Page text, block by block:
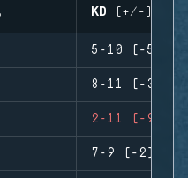
KD (+/-)
5-10 (-5)
8-11 (-3)
2-11 (-9)
7-9 (-2)